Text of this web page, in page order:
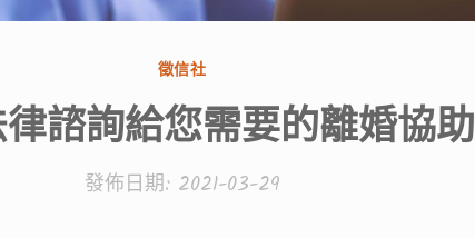
分
徵信社
諮詢給您需要的離婚協助
發佈日期: 2021-03-29